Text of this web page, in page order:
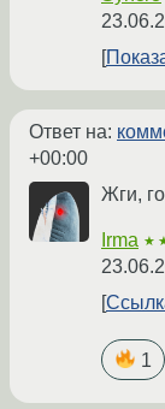
Ответ на:
+00:00
Жги,
Irma
1